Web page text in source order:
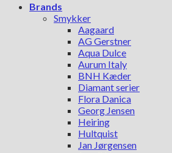
Brands
Smykker
Aagaard
AG Gerstner
Aqua Dulce
Aurum Italy
BNH Kæder
Diamant serier
Flora Danica
Georg Jensen
Heiring
Hultquist
Jan Jørgensen